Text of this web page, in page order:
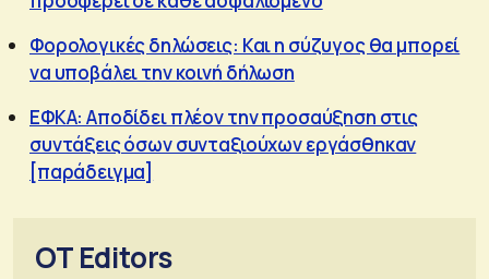
Φορολογικές δηλώσεις: Και η σύζυγος θα μπορεί
να υποβάλει την κοινή δήλωση
ΕΦΚΑ: Αποδίδει πλέον την προσαύξηση στις
συντάξεις όσων συνταξιούχων εργάσθηκαν
[παράδειγμα]
OT Editors